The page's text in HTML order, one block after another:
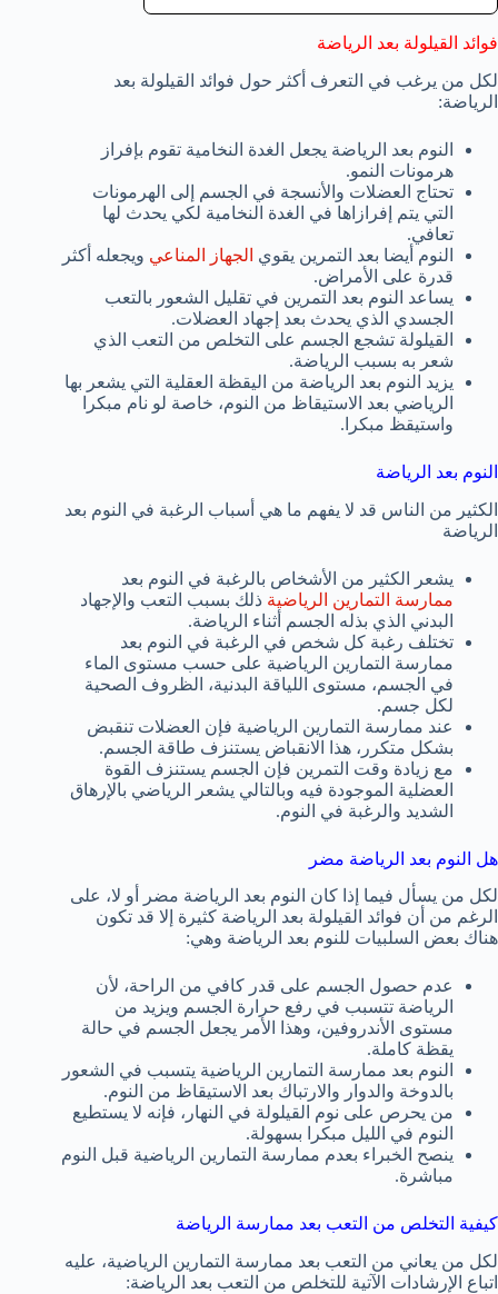
فوائد القيلولة بعد الرياضة
لكل من يرغب في التعرف أكثر حول فوائد القيلولة بعد
الرياضة:
النوم بعد الرياضة يجعل الغدة النخامية تقوم بإفراز
هرمونات النمو.
تحتاج العضلات والأنسجة في الجسم إلى الهرمونات
التي يتم إفرازاها في الغدة النخامية لكي يحدث لها
تعافي.
النوم أيضا بعد التمرين يقوي الجهاز المناعي ويجعله أكثر
قدرة على الأمراض.
يساعد النوم بعد التمرين في تقليل الشعور بالتعب
الجسدي الذي يحدث بعد إجهاد العضلات.
القيلولة تشجع الجسم على التخلص من التعب الذي
شعر به بسبب الرياضة.
يزيد النوم بعد الرياضة من اليقظة العقلية التي يشعر بها
الرياضي بعد الاستيقاظ من النوم، خاصة لو نام مبكرا
واستيقظ مبكرا.
النوم بعد الرياضة
الكثير من الناس قد لا يفهم ما هي أسباب الرغبة في النوم بعد
الرياضة
يشعر الكثير من الأشخاص بالرغبة في النوم بعد
ممارسة التمارين الرياضية ذلك بسبب التعب والإجهاد
البدني الذي بذله الجسم أثناء الرياضة.
تختلف رغبة كل شخص في الرغبة في النوم بعد
ممارسة التمارين الرياضية على حسب مستوى الماء
في الجسم، مستوى اللياقة البدنية، الظروف الصحية
لكل جسم.
عند ممارسة التمارين الرياضية فإن العضلات تنقبض
بشكل متكرر، هذا الانقباض يستنزف طاقة الجسم.
مع زيادة وقت التمرين فإن الجسم يستنزف القوة
العضلية الموجودة فيه وبالتالي يشعر الرياضي بالإرهاق
الشديد والرغبة في النوم.
هل النوم بعد الرياضة مضر
لكل من يسأل فيما إذا كان النوم بعد الرياضة مضر أو لا، على
الرغم من أن فوائد القيلولة بعد الرياضة كثيرة إلا قد تكون
هناك بعض السلبيات للنوم بعد الرياضة وهي:
عدم حصول الجسم على قدر كافي من الراحة، لأن
الرياضة تتسبب في رفع حرارة الجسم ويزيد من
مستوى الأندروفين، وهذا الأمر يجعل الجسم في حالة
يقظة كاملة.
النوم بعد ممارسة التمارين الرياضية يتسبب في الشعور
بالدوخة والدوار والارتباك بعد الاستيقاظ من النوم.
من يحرص على نوم القيلولة في النهار، فإنه لا يستطيع
النوم في الليل مبكرا بسهولة.
ينصح الخبراء بعدم ممارسة التمارين الرياضية قبل النوم
مباشرة.
كيفية التخلص من التعب بعد ممارسة الرياضة
لكل من يعاني من التعب بعد ممارسة التمارين الرياضية، عليه
اتباع الإرشادات الآتية للتخلص من التعب بعد الرياضة: